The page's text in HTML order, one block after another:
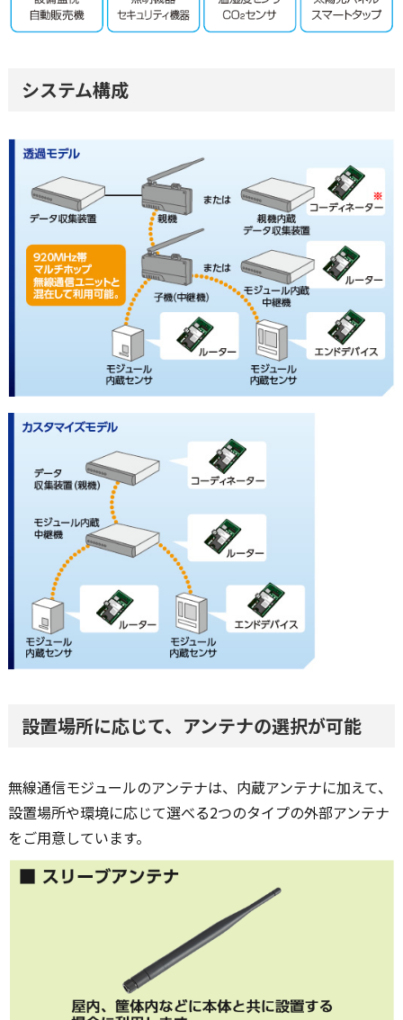
システム構成
設置場所に応じて、アンテナの選択が可能
無線通信モジュールのアンテナは、内蔵アンテナに加えて、
設置場所や環境に応じて選べる2つのタイプの外部アンテナ
をご用意しています。